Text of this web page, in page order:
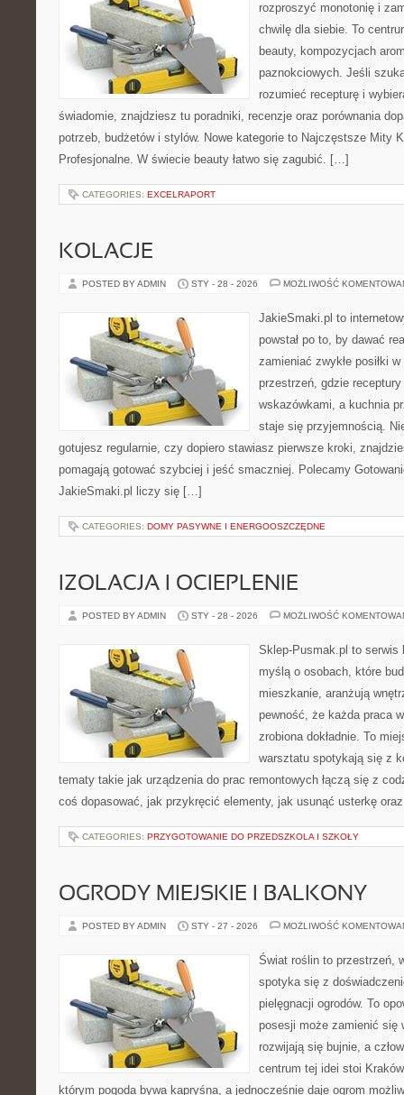
rozproszyć monotonię i
chwilę dla siebie. To
beauty, kompozycjach
paznokciowych. Jeśli
rozumieć recepturę i
świadomie, znajdziesz tu poradniki, recenzje oraz porównania
potrzeb, budżetów i stylów. Nowe kategorie to Najczęstsze Mity
Profesjonalne. W świecie beauty łatwo się zagubić. […]
CATEGORIES: EXCELRAPORT
KOLACJE
POSTED BY ADMIN STY - 28 - 2026 MOŻLIWOŚĆ
JakieSmaki.pl to
powstał po to, by dawać
zamieniać zwykłe posiłki
przestrzeń, gdzie
wskazówkami, a kuchnia
staje się przyjemnością.
gotujesz regularnie, czy dopiero stawiasz pierwsze kroki,
pomagają gotować szybciej i jeść smaczniej. Polecamy
JakieSmaki.pl liczy się […]
CATEGORIES: DOMY PASYWNE I ENERGOOSZCZĘDNE
IZOLACJA I OCIEPLENIE
POSTED BY ADMIN STY - 28 - 2026 MOŻLIWOŚĆ
Sklep-Pusmak.pl to serwis
myślą o osobach, które
mieszkanie, aranżują
pewność, że każda praca
zrobiona dokładnie. To
warsztatu spotykają się z
tematy takie jak urządzenia do prac remontowych łączą się z
coś dopasować, jak przykręcić elementy, jak usunąć usterkę
CATEGORIES: PRZYGOTOWANIE DO PRZEDSZKOLA I SZKOŁY
OGRODY MIEJSKIE I BALKONY
POSTED BY ADMIN STY - 27 - 2026 MOŻLIWOŚĆ
Świat roślin to przestrzeń,
spotyka się z
pielęgnacji ogrodów. To
posesji może zamienić się
rozwijają się bujnie, a
centrum tej idei stoi
którym pogoda bywa kapryśna, a jednocześnie daje ogrom